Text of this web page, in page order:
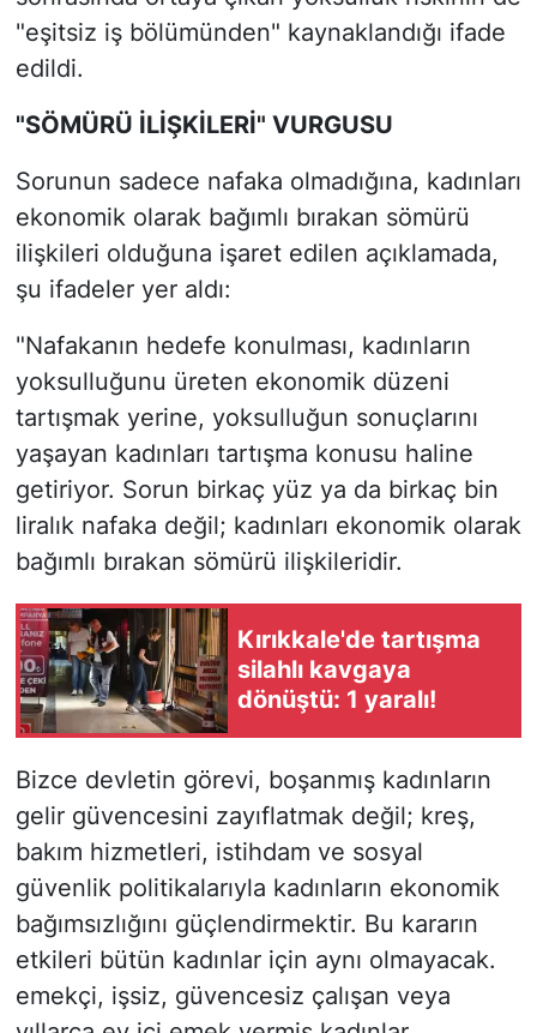
"eşitsiz iş bölümünden" kaynaklandığı ifade
edildi.
"SÖMÜRÜ İLİŞKİLERİ" VURGUSU
Sorunun sadece nafaka olmadığına, kadınları
ekonomik olarak bağımlı bırakan sömürü
ilişkileri olduğuna işaret edilen açıklamada,
şu ifadeler yer aldı:
"Nafakanın hedefe konulması, kadınların
yoksulluğunu üreten ekonomik düzeni
tartışmak yerine, yoksulluğun sonuçlarını
yaşayan kadınları tartışma konusu haline
getiriyor. Sorun birkaç yüz ya da birkaç bin
liralık nafaka değil; kadınları ekonomik olarak
bağımlı bırakan sömürü ilişkileridir.
Kırıkkale'de tartışma
silahlı kavgaya
dönüştü: 1 yaralı!
Bizce devletin görevi, boşanmış kadınların
gelir güvencesini zayıflatmak değil; kreş,
bakım hizmetleri, istihdam ve sosyal
güvenlik politikalarıyla kadınların ekonomik
bağımsızlığını güçlendirmektir. Bu kararın
etkileri bütün kadınlar için aynı olmayacak.
emekçi, işsiz, güvencesiz çalışan veya